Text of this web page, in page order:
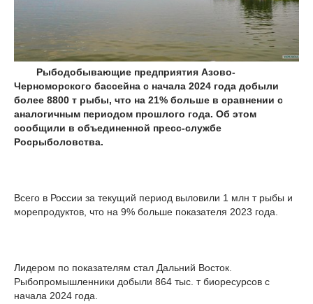
Рыбодобывающие предприятия Азово-
Черноморского бассейна с начала 2024 года добыли
более 8800 т рыбы, что на 21% больше в сравнении с
аналогичным периодом прошлого года. Об этом
сообщили в объединенной пресс-службе
Росрыболовства.
Всего в России за текущий период выловили 1 млн т рыбы и
морепродуктов, что на 9% больше показателя 2023 года.
Лидером по показателям стал Дальний Восток.
Рыбопромышленники добыли 864 тыс. т биоресурсов с
начала 2024 года.